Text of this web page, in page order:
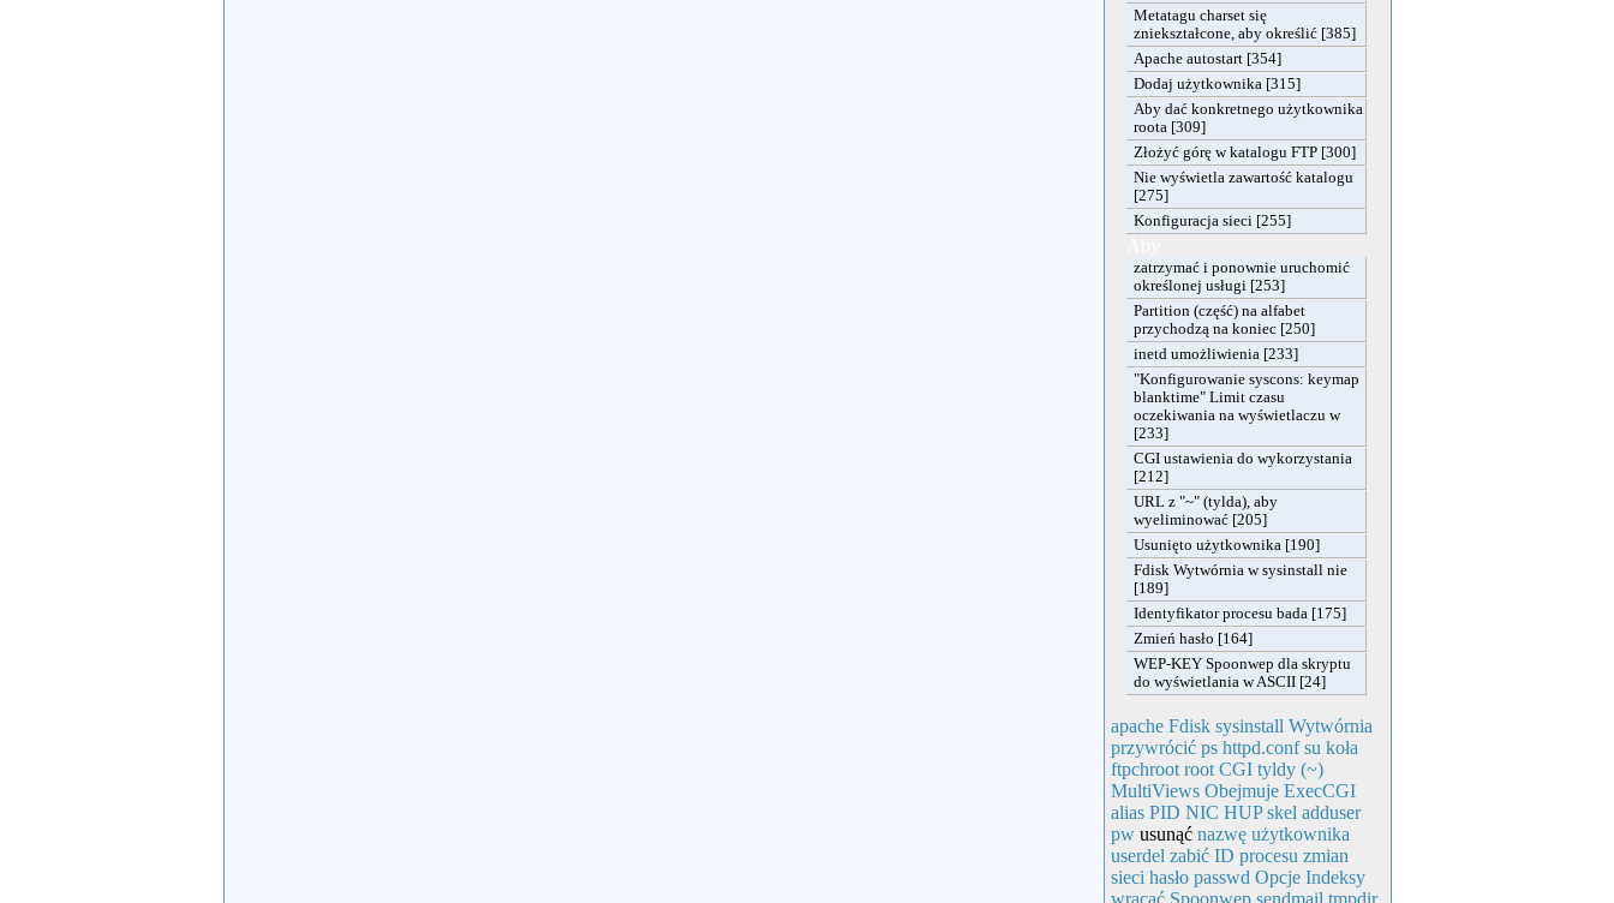
Metatagu charset się
zniekształcone, aby określić [385]
Apache autostart [354]
Dodaj użytkownika [315]
Aby dać konkretnego użytkownika
roota [309]
Złożyć górę w katalogu FTP [300]
Nie wyświetla zawartość katalogu
[275]
Konfiguracja sieci [255]
zatrzymać i ponownie uruchomić
określonej usługi [253]
Partition (część) na alfabet
przychodzą na koniec [250]
inetd umożliwienia [233]
"Konfigurowanie syscons: keymap
blanktime" Limit czasu
oczekiwania na wyświetlaczu w
[233]
CGI ustawienia do wykorzystania
[212]
URL z "~" (tylda), aby
wyeliminować [205]
Usunięto użytkownika [190]
Fdisk Wytwórnia w sysinstall nie
[189]
Identyfikator procesu bada [175]
Zmień hasło [164]
WEP-KEY Spoonwep dla skryptu
do wyświetlania w ASCII [24]
apache Fdisk sysinstall Wytwórnia
przywrócić ps httpd.conf su koła
ftpchroot root CGI tyldy (~)
MultiViews Obejmuje ExecCGI
alias PID NIC HUP skel adduser
pwusunąć nazwę użytkownika
userdel zabić ID procesu zmian
sieci hasło passwd Opcje Indeksy
wracać Spoonwep sendmail tmpdir